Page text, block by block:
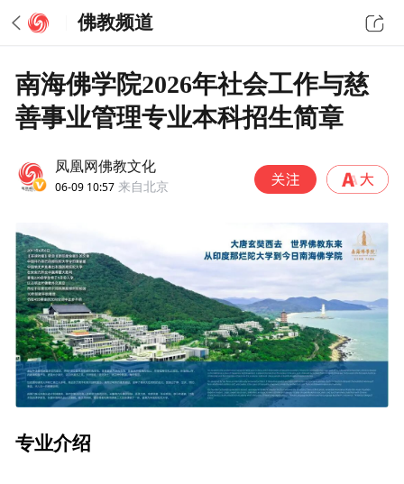
佛教频道
南海佛学院2026年社会工作与慈
善事业管理专业本科招生简章
凤凰网佛教文化
06-09 10:57 来自北京
专业介绍